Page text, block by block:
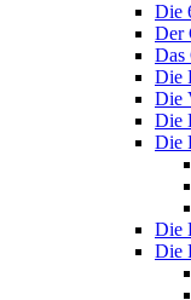
Die
Der
Das
Die
Die
Die
Die
Die
Die